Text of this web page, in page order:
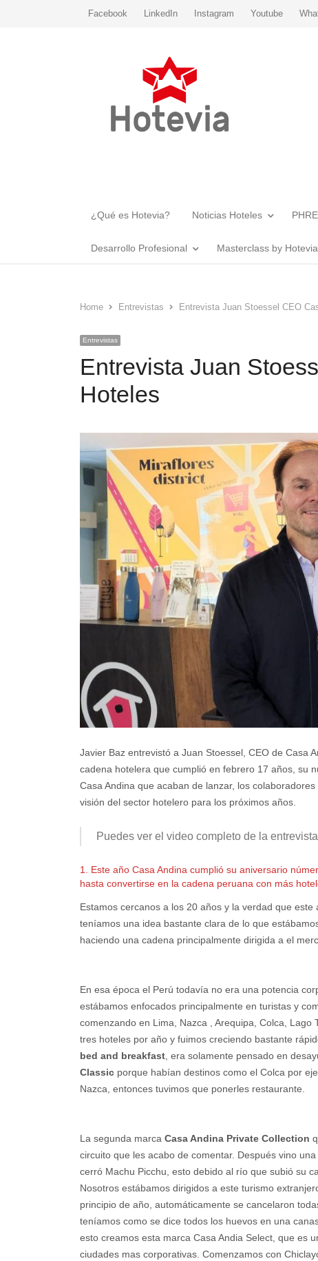
Facebook LinkedIn Instagram Youtube
¿Qué es Hotevia? Noticias Hoteles
Desarrollo Profesional Masterclass by Hotevia
Home Entrevistas Entrevista Juan Stoessel CEO
Entrevistas
Entrevista Juan
Hoteles
Javier Baz entrevistó a Juan Stoessel, CEO de Casa
cadena hotelera que cumplió en febrero 17 años, su
Casa Andina que acaban de lanzar, los
visión del sector hotelero para los próximos años.
Puedes ver el video completo de la
1. Este año Casa Andina cumplió su aniversario
hasta convertirse en la cadena peruana con más
Estamos cercanos a los 20 años y la verdad que
teníamos una idea bastante clara de lo que
haciendo una cadena principalmente dirigida a el
En esa época el Perú todavía no era una potencia
estábamos enfocados principalmente en turistas y
comenzando en Lima, Nazca , Arequipa, Colca,
tres hoteles por año y fuimos creciendo bastante
bed and breakfast , era solamente pensado en
Classic porque habían destinos como el Colca por
Nazca, entonces tuvimos que ponerles restaurante.
La segunda marca Casa Andina Private Collection
circuito que les acabo de comentar. Después vino
cerró Machu Picchu, esto debido al río que subió su
Nosotros estábamos dirigidos a este turismo
principio de año, automáticamente se cancelaron
teníamos como se dice todos los huevos en una
esto creamos esta marca Casa Andia Select, que es
ciudades mas corporativas. Comenzamos con